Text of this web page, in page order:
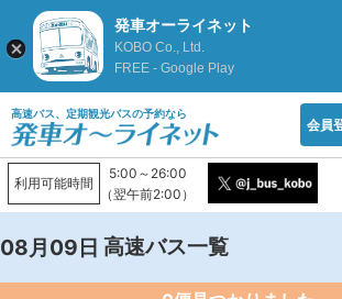
高速バス、定期観光バスの予約なら
会員
利用可能時間
5:00～26:00
（翌午前2:00）
08月09日 高速バス一覧
発車オーライネット
KOBO Co., Ltd.
FREE - Google Play